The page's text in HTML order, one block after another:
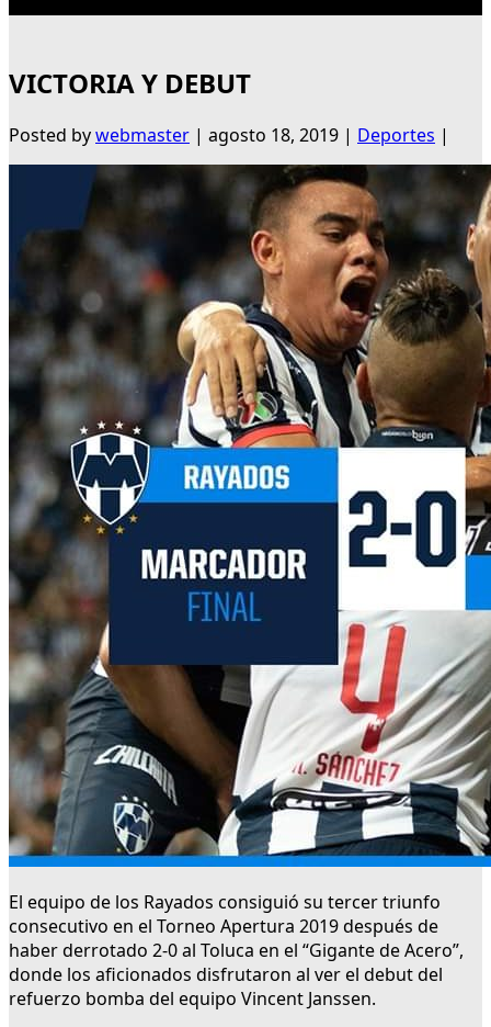
VICTORIA Y DEBUT
Posted bywebmaster | agosto 18, 2019 | Deportes |
El equipo de los Rayados consiguió su tercer triunfo
consecutivo en el Torneo Apertura 2019 después de
haber derrotado 2-0 al Toluca en el “Gigante de Acero”,
donde los aficionados disfrutaron al ver el debut del
refuerzo bomba del equipo Vincent Janssen.